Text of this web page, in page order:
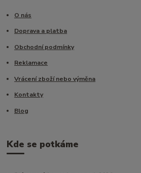
O nás
Doprava a platba
Obchodní podmínky
Reklamace
Vrácení zboží nebo výměna
Kontakty
Blog
Kde se potkáme